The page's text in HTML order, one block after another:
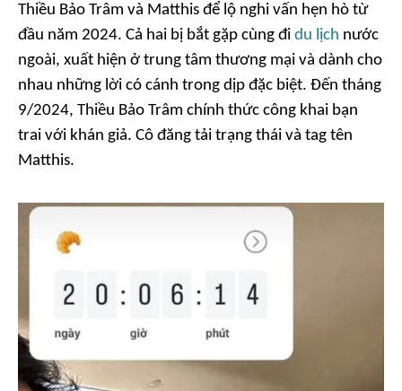
Thiều Bảo Trâm và Matthis để lộ nghi vấn hẹn hò từ
đầu năm 2024. Cả hai bị bắt gặp cùng đi du lịch nước
ngoài, xuất hiện ở trung tâm thương mại và dành cho
nhau những lời có cánh trong dịp đặc biệt. Đến tháng
9/2024, Thiều Bảo Trâm chính thức công khai bạn
trai với khán giả. Cô đăng tải trạng thái và tag tên
Matthis.